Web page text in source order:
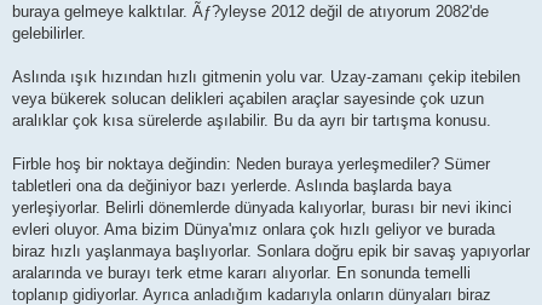
buraya gelmeye kalktılar. Ãƒ?yleyse 2012 değil de atıyorum 2082'de
gelebilirler.
Aslında ışık hızından hızlı gitmenin yolu var. Uzay-zamanı çekip itebilen
veya bükerek solucan delikleri açabilen araçlar sayesinde çok uzun
aralıklar çok kısa sürelerde aşılabilir. Bu da ayrı bir tartışma konusu.
Firble hoş bir noktaya değindin: Neden buraya yerleşmediler? Sümer
tabletleri ona da değiniyor bazı yerlerde. Aslında başlarda baya
yerleşiyorlar. Belirli dönemlerde dünyada kalıyorlar, burası bir nevi ikinci
evleri oluyor. Ama bizim Dünya'mız onlara çok hızlı geliyor ve burada
biraz hızlı yaşlanmaya başlıyorlar. Sonlara doğru epik bir savaş yapıyorlar
aralarında ve burayı terk etme kararı alıyorlar. En sonunda temelli
toplanıp gidiyorlar. Ayrıca anladığım kadarıyla onların dünyaları biraz